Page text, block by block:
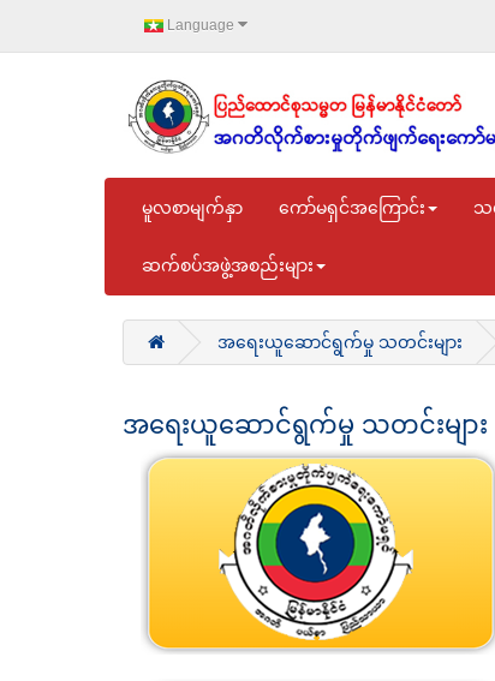
Language
မူလစာမျက်နှာ ကော်မရှင်အကြောင်း သ
ဆက်စပ်အဖွဲ့အစည်းများ
အရေးယူဆောင်ရွက်မှု သတင်းများ
အရေးယူဆောင်ရွက်မှု သတင်းများ